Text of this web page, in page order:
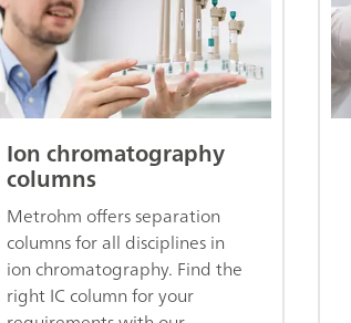
Ion chromatography
columns
Metrohm offers separation
columns for all disciplines in
ion chromatography. Find the
right IC column for your